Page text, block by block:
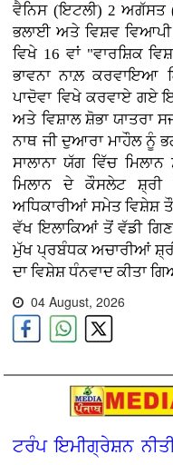
ਵੈਨਿਸ (ਇਟਲੀ) 2 ਅਗੱਸਤ
ਭਲਾਈ ਅਤੇ ਵਿਸ਼ਵ ਵਿਆਪੀ
ਵਿਖੇ 16 ਵਾਂ "ਵਾਰਸ਼ਿਕ
ਭਾਵਨਾ ਨਾਲ਼ ਕਰਵਾਇਆ
ਪਾਦੋਵਾ ਵਿਖੇ ਕਰਵਾਏ ਗਏ
ਅਤੇ ਵਿਸ਼ਾਲ ਸ਼ੋਭਾ ਯਾਤਰਾ
ਨਾਥ ਜੀ ਦੁਆਰਾ ਮਾਹੌਲ ਨੂੰ
ਸਾਲਾਨਾ ਯੱਗ ਵਿੱਚ
ਮਿਲਾਨ ਦੇ ਕੌਸਲੇਟ ਸ਼੍ਰੀ
ਅਧਿਕਾਰੀਆਂ ਸਮੇਤ ਵਿਸ਼ੇਸ਼
ਵੱਖ ਇਲਾਕਿਆਂ ਤੋਂ ਵੱਡੀ
ਮੁੱਖ ਪ੍ਰਬੰਧਕ ਅਚਾਰੀਆਂ
ਦਾ ਵਿਸ਼ੇਸ਼ ਧੰਨਵਾਦ ਕੀਤਾ
04 August, 2026
ਟਰੰਪ ਇਮੀਗ੍ਰੇਸ਼ਨ